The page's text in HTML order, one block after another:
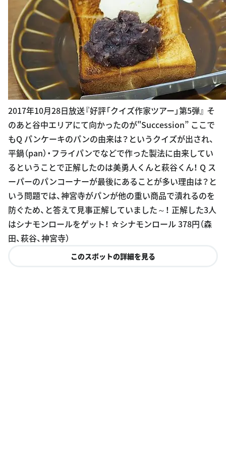
2017年10月28日放送『好評「クイズ作家ツアー」第5弾』 そ
のあと谷中エリアにて向かったのが"Succession” ここで
もQ パンケーキのパンの由来は？というクイズが出され、
平鍋（pan）・フライパンでなどで作った製法に由来してい
るということで正解したのは美勇人くんと萩谷くん！ Q ス
ーパーのパンコーナーが最後にあることが多い理由は？と
いう問題では、神宮寺がパンが他の重い商品で潰れるのを
防ぐため、と答えて見事正解していました～！ 正解した3人
はシナモンロールをゲット！ ☆シナモンロール 378円（森
田、萩谷、神宮寺）
このスポットの詳細を見る